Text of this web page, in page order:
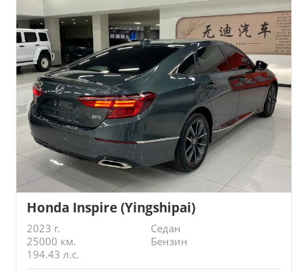
Honda Inspire (Yingshipai)
2023 г.
Седан
25000 км.
Бензин
194.43 л.с.